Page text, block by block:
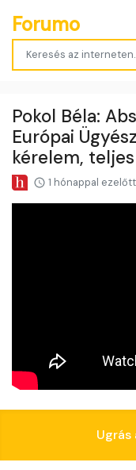
Forumo
Pokol Béla:
Európai
kérelem,
1 hónappal ezelőtt
Ugrás